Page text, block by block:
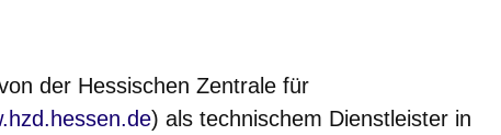
der Hessischen Zentrale für
sich in einem neuen Fenster) als technischem Dienstleister in